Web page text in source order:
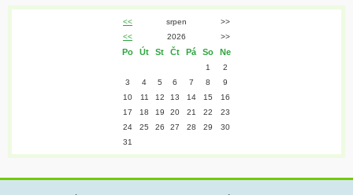
<< srpen
>>
<<
2026 >>
Po Út St Čt Pá So Ne
1
2
3
4 5 6 7 8
9
10
11 12 13 14 15
16
17
18 19 20 21 22
23
24
25 26 27 28 29
30
31